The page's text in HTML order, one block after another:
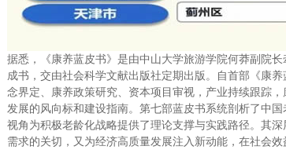
据悉，《康养蓝皮书》是由中山大学旅游学院何莽副院
成书，交由社会科学文献出版社定期出版。自首部《康
念界定、康养政策研究、资本项目审视，产业持续跟踪
发展的风向标和建设指南。第七部蓝皮书系统剖析了中
视角为积极老龄化战略提供了理论支撑与实践路径。其
需求的关切，又为经济高质量发展注入新动能，在社会